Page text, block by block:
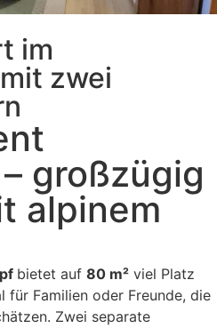
im
zwei
großzügig
alpinem
bietet auf 80 m² viel Platz
für Familien oder Freunde, die
Zwei separate